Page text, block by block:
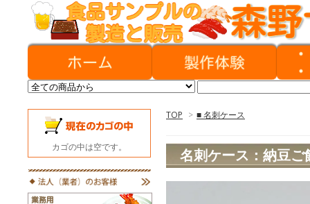
TOP > ■ 名刺ケース
名刺ケース：納豆ご
カゴの中は空です。